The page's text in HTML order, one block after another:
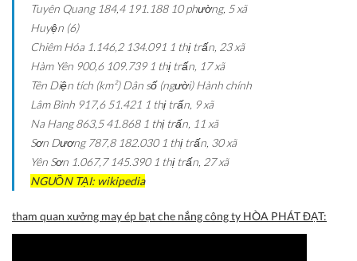
Tuyên Quang 184,4 191.188 10 phường, 5 xã
Huyện (6)
Chiêm Hóa 1.146,2 134.091 1 thị trấn, 23 xã
Hàm Yên 900,6 109.739 1 thị trấn, 17 xã
Tên Diện tích (km²) Dân số (người) Hành chính
Lâm Bình 917,6 51.421 1 thị trấn, 9 xã
Na Hang 863,5 41.868 1 thị trấn, 11 xã
Sơn Dương 787,8 182.030 1 thị trấn, 30 xã
Yên Sơn 1.067,7 145.390 1 thị trấn, 27 xã
NGUỒN TẠI: wikipedia
tham quan xưởng may ép bạt che nắng công ty HÒA PHÁT ĐẠT: